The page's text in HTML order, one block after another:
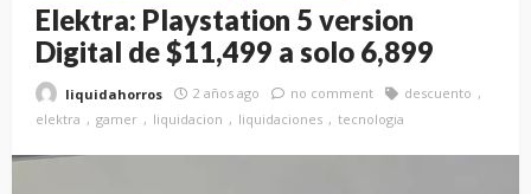
Elektra: Playstation 5 version
Digital de $11,499 a solo 6,899
liquidahorros 2 años ago no comment
descuento
elektra
gamer liquidacion liquidaciones tecnologia